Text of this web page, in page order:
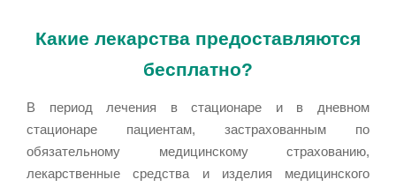
Какие лекарства предоставляются
бесплатно?
В период лечения в стационаре и в дневном
стационаре пациентам, застрахованным по
обязательному медицинскому страхованию,
лекарственные средства и изделия медицинского